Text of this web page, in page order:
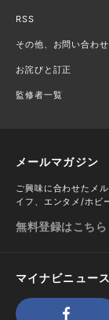
RSS
その他、お問い合わせ
お詫びと訂正
監修者一覧
メールマガジン
ご興味に合わせたメ
イフ、エンタメ/ホビ
無料登録はこちら
マイナビニュー